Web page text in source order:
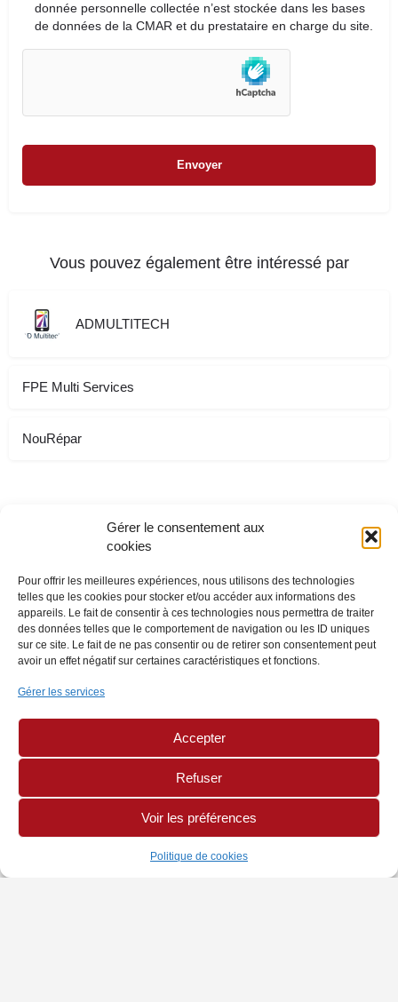
Gérer le consentement aux
cookies
Pour offrir les meilleures expériences, nous utilisons des technologies
telles que les cookies pour stocker et/ou accéder aux informations des
appareils. Le fait de consentir à ces technologies nous permettra de traiter
des données telles que le comportement de navigation ou les ID uniques
sur ce site. Le fait de ne pas consentir ou de retirer son consentement peut
avoir un effet négatif sur certaines caractéristiques et fonctions.
Gérer les services
Accepter
Refuser
Voir les préférences
Politique de cookies
donnée personnelle collectée n’est stockée dans les bases
de données de la CMAR et du prestataire en charge du site.
Vous pouvez également être intéressé par
ADMULTITECH
FPE Multi Services
NouRépar